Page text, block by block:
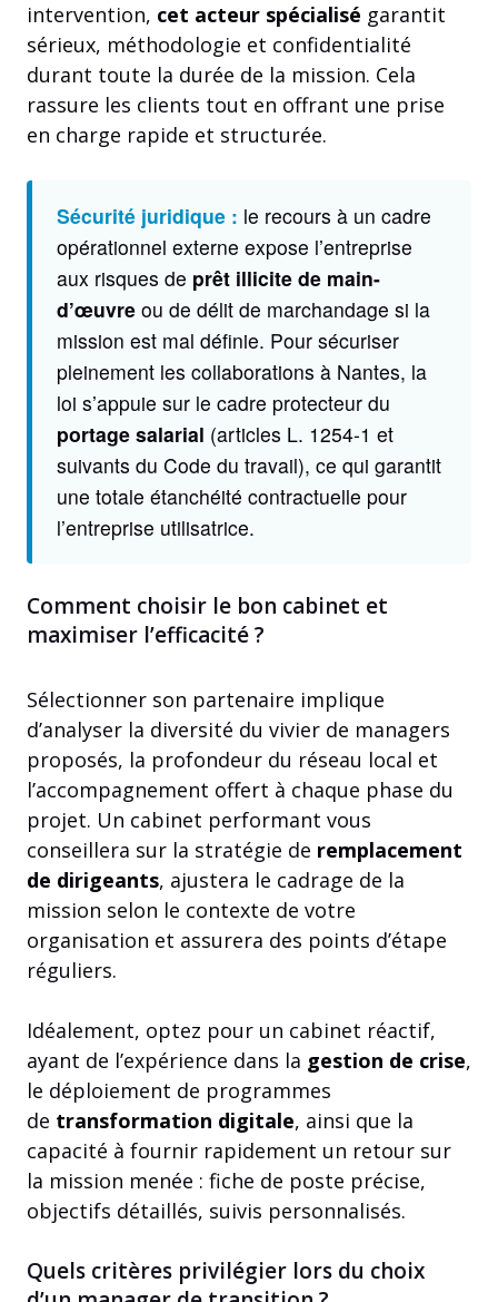
intervention, cet acteur spécialisé garantit
sérieux, méthodologie et confidentialité
durant toute la durée de la mission. Cela
rassure les clients tout en offrant une prise
en charge rapide et structurée.
Sécurité juridique : le recours à un cadre
opérationnel externe expose l’entreprise
aux risques de prêt illicite de main-
d’œuvre ou de délit de marchandage si la
mission est mal définie. Pour sécuriser
pleinement les collaborations à Nantes, la
loi s’appuie sur le cadre protecteur du
portage salarial (articles L. 1254-1 et
suivants du Code du travail), ce qui garantit
une totale étanchéité contractuelle pour
l’entreprise utilisatrice.
Comment choisir le bon cabinet et
maximiser l’efficacité ?
Sélectionner son partenaire implique
d’analyser la diversité du vivier de managers
proposés, la profondeur du réseau local et
l’accompagnement offert à chaque phase du
projet. Un cabinet performant vous
conseillera sur la stratégie de remplacement
de dirigeants, ajustera le cadrage de la
mission selon le contexte de votre
organisation et assurera des points d’étape
réguliers.
Idéalement, optez pour un cabinet réactif,
ayant de l’expérience dans la gestion de crise,
le déploiement de programmes
de transformation digitale, ainsi que la
capacité à fournir rapidement un retour sur
la mission menée : fiche de poste précise,
objectifs détaillés, suivis personnalisés.
Quels critères privilégier lors du choix